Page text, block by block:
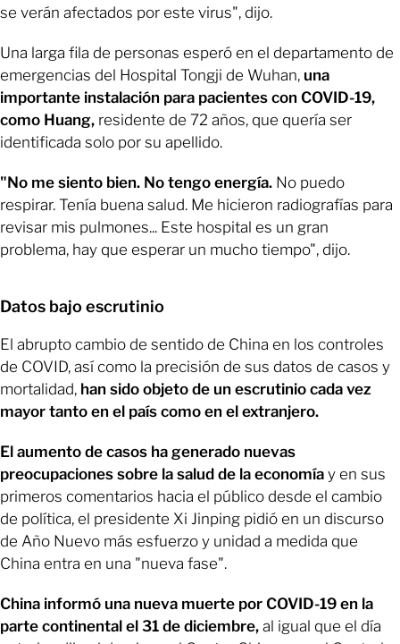
se verán afectados por este virus", dijo.
Una larga fila de personas esperó en el departamento de
emergencias del Hospital Tongji de Wuhan, una
importante instalación para pacientes con COVID-19,
como Huang, residente de 72 años, que quería ser
identificada solo por su apellido.
"No me siento bien. No tengo energía. No puedo
respirar. Tenía buena salud. Me hicieron radiografías para
revisar mis pulmones... Este hospital es un gran
problema, hay que esperar un mucho tiempo", dijo.
Datos bajo escrutinio
El abrupto cambio de sentido de China en los controles
de COVID, así como la precisión de sus datos de casos y
mortalidad, han sido objeto de un escrutinio cada vez
mayor tanto en el país como en el extranjero.
El aumento de casos ha generado nuevas
preocupaciones sobre la salud de la economía y en sus
primeros comentarios hacia el público desde el cambio
de política, el presidente Xi Jinping pidió en un discurso
de Año Nuevo más esfuerzo y unidad a medida que
China entra en una "nueva fase".
China informó una nueva muerte por COVID-19 en la
parte continental el 31 de diciembre, al igual que el día